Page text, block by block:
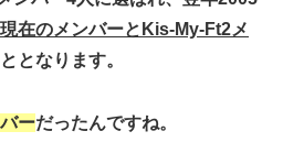
在のメンバーとKis-My-Ft2メ
となります。
ーだったんですね。